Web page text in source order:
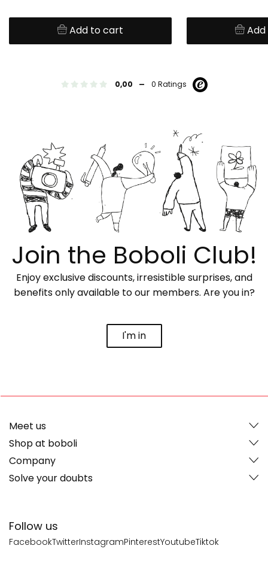
Add to cart
0,00 - 0 Ratings
Join the Boboli Club!
Enjoy exclusive discounts, irresistible surprises, and
benefits only available to our members. Are you in?
I'm in
Follow us
FacebookTwitterInstagramPinterestYoutubeTiktok
Meet us
Shop at boboli
Company
Solve your doubts